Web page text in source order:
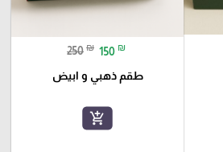
250 ₪ 150 ₪
طقم ذهبي و ابيض
add_shopping_cart